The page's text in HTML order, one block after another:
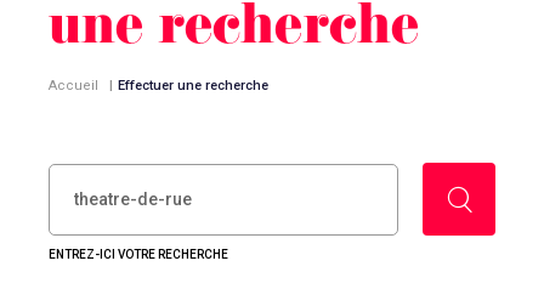
une recherche
Accueil | Effectuer une recherche
RECHERCHER :
ENTREZ-ICI VOTRE RECHERCHE